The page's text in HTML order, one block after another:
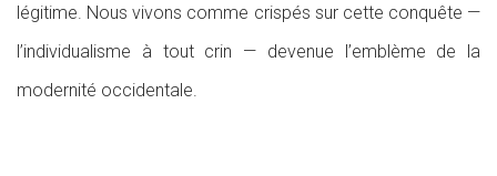
légitime. Nous vivons comme crispés sur cette conquête —
l’individualisme à tout crin — devenue l’emblème de la
modernité occidentale.